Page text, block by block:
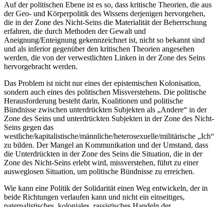
Auf der politischen Ebene ist es so, dass kritische Theorien, die aus
der Geo- und Körperpolitik des Wissens derjenigen hervorgehen,
die in der Zone des Nicht-Seins die Materialität der Beherrschung
erfahren, die durch Methoden der Gewalt und
Aneignung/Enteignung gekennzeichnet ist, nicht so bekannt sind
und als inferior gegenüber den kritischen Theorien angesehen
werden, die von der verwestlichten Linken in der Zone des Seins
hervorgebracht werden.
Das Problem ist nicht nur eines der epistemischen Kolonisation,
sondern auch eines des politischen Missverstehens. Die politische
Herausforderung besteht darin, Koalitionen und politische
Bündnisse zwischen unterdrückten Subjekten als „Andere“ in der
Zone des Seins und unterdrückten Subjekten in der Zone des Nicht-
Seins gegen das
westliche/kapitalistische/männliche/heterosexuelle/militärische „Ich“
zu bilden. Der Mangel an Kommunikation und der Umstand, dass
die Unterdrückten in der Zone des Seins die Situation, die in der
Zone des Nicht-Seins erlebt wird, missverstehen, führt zu einer
ausweglosen Situation, um politische Bündnisse zu erreichen.
Wie kann eine Politik der Solidarität einen Weg entwickeln, der in
beide Richtungen verlaufen kann und nicht ein einseitiges,